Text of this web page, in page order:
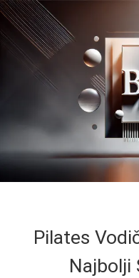
Pilates
Najbolji